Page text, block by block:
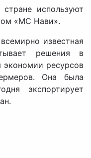
используют
«МС Нави».
известная
решения в
экономии ресурсов
Она была
экспортирует